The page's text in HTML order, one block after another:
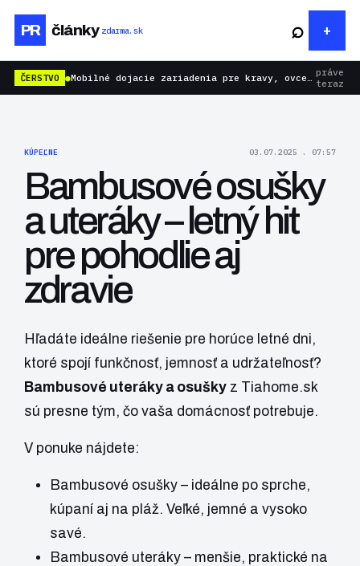
PR články zdarma.sk ⌕
ČERSTVO ● Mobilné dojacie zariadenia pre kravy, ovce aj kozy: rýchlejšie dojenie bez zbytočnej námahy práve
teraz
KÚPEĽNE 03.07.2025 . 07:57
Bambusové osušky
a uteráky – letný hit
pre pohodlie aj
zdravie
Hľadáte ideálne riešenie pre horúce letné dni,
ktoré spojí funkčnosť, jemnosť a udržateľnosť?
Bambusové uteráky a osušky z Tiahome.sk
sú presne tým, čo vaša domácnosť potrebuje.
V ponuke nájdete:
Bambusové osušky – ideálne po sprche,
kúpaní aj na pláž. Veľké, jemné a vysoko
savé.
Bambusové uteráky – menšie, praktické na